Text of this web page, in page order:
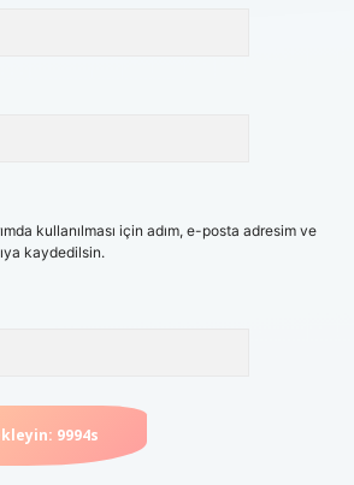
kullanılması için adım, e-posta adresim ve
kaydedilsin.